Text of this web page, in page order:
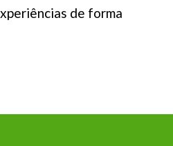
de forma